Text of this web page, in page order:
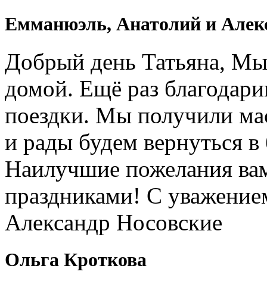
Емманюэль, Анатолий и
Добрый день Татьяна, Мы
домой. Ещё раз
поездки. Мы получили
и рады будем вернуться
Наилучшие пожелания
праздниками! С
Александр Носовские
Ольга Кроткова